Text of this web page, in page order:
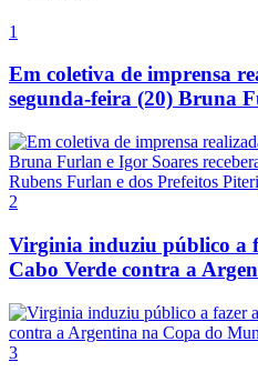
1
Em coletiva de imprensa
segunda-feira (20) Bruna
2
Virginia induziu público a
Cabo Verde contra a
3